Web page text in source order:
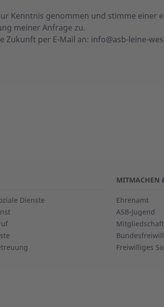
Kenntnis genommen und stimme einer
meiner Anfrage zu.
Zukunft per E-Mail an: info@asb-leine-
Dienste
MITMACHEN
Ehrenamt
ASB-Jugend
Mitgliedschaft
Freiwilliges